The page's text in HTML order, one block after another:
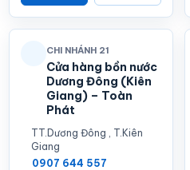
CHI NHÁNH 21
Cửa hàng bồn nước
Dương Đông (Kiên
Giang) – Toàn
Phát
TT.Dương Đông , T.Kiên
Giang
0907 644 557